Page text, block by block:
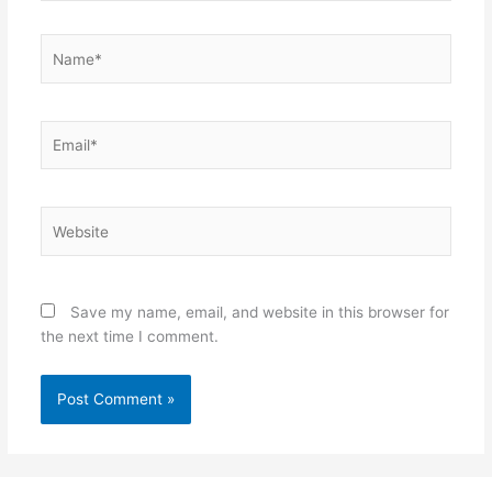
Save my name, email, and website in this browser for
the next time I comment.